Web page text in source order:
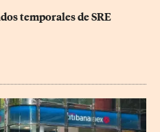
temporales de SRE